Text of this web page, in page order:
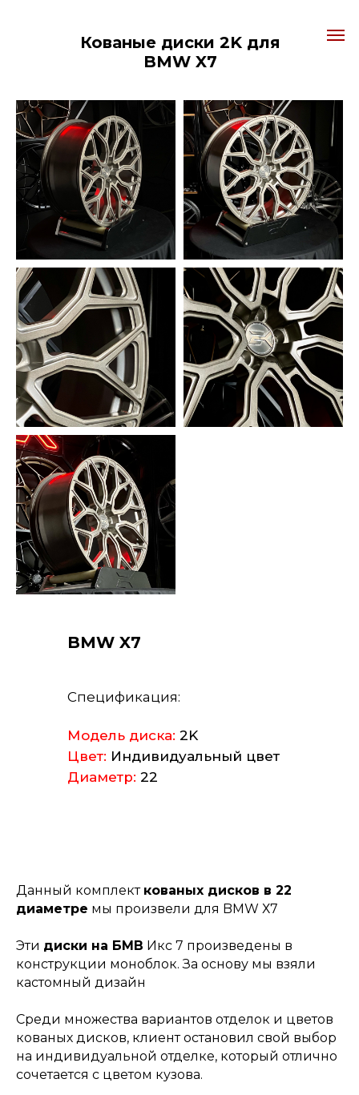
Кованые диски 2K для
BMW X7
Спецификация:
Модель диска: 2K
Цвет: Индивидуальный цвет
Диаметр: 22
BMW X7
Данный комплект кованых дисков в 22
диаметре мы произвели для BMW Х7
Эти диски на БМВ Икс 7 произведены в
конструкции моноблок. За основу мы взяли
кастомный дизайн
Среди множества вариантов отделок и цветов
кованых дисков, клиент остановил свой выбор
на индивидуальной отделке, который отлично
сочетается с цветом кузова.